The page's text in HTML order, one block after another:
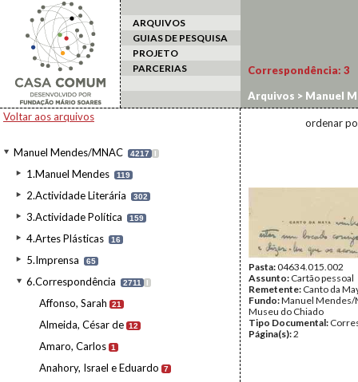
ARQUIVOS
GUIAS DE PESQUISA
PROJETO
PARCERIAS
Voltar aos arquivos
Manuel Mendes/MNAC 4217 I
1.Manuel Mendes 119
2.Actividade Literária 302
3.Actividade Política 159
4.Artes Plásticas 16
5.Imprensa 65
6.Correspondência 2711 I
Affonso, Sarah 21
Almeida, César de 12
Amaro, Carlos 1
Anahory, Israel e Eduardo 7
Correspondência: 3
Arquivos > Manuel
ordenar
Pasta:04634.015.002
Assunto: Cartão pessoal
Remetente: Canto da
Fundo:Manuel Mendes/
Museu do Chiado
Tipo Documental:
Página(s):2